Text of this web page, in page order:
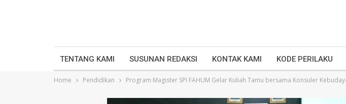
TENTANG KAMI SUSUNAN REDAKSI KONTAK KAMI KODE PERILAKU
Home Pendidikan Program Magister SPI FAHUM Gelar Kuliah Tamu bersama Konsuler